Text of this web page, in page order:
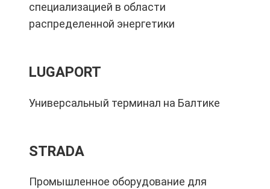
специализацией в области
распределенной энергетики
LUGAPORT
Универсальный терминал на Балтике
STRADA
Промышленное оборудование для